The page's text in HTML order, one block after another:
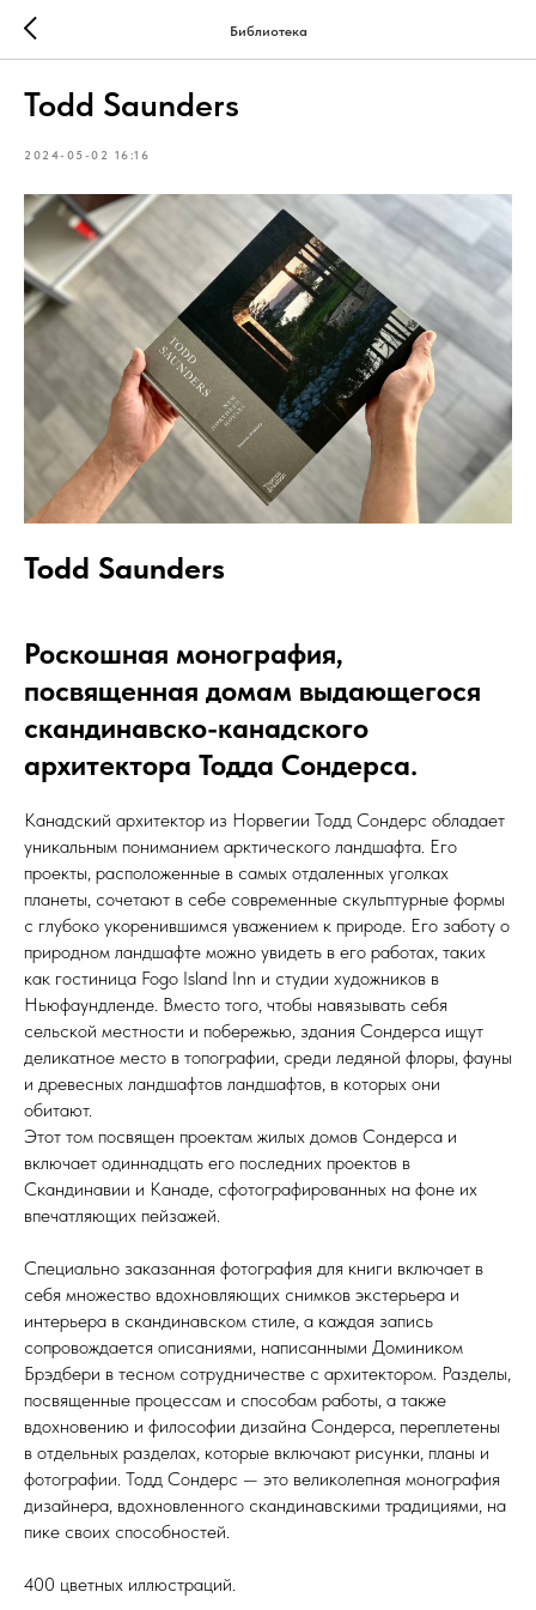
Библиотека
Todd Saunders
2024-05-02 16:16
Todd Saunders
Роскошная монография,
посвященная домам выдающегося
скандинавско-канадского
архитектора Тодда Сондерса.
Канадский архитектор из Норвегии Тодд Сондерс обладает
уникальным пониманием арктического ландшафта. Его
проекты, расположенные в самых отдаленных уголках
планеты, сочетают в себе современные скульптурные формы
с глубоко укоренившимся уважением к природе. Его заботу о
природном ландшафте можно увидеть в его работах, таких
как гостиница Fogo Island Inn и студии художников в
Ньюфаундленде. Вместо того, чтобы навязывать себя
сельской местности и побережью, здания Сондерса ищут
деликатное место в топографии, среди ледяной флоры, фауны
и древесных ландшафтов ландшафтов, в которых они
обитают.
Этот том посвящен проектам жилых домов Сондерса и
включает одиннадцать его последних проектов в
Скандинавии и Канаде, сфотографированных на фоне их
впечатляющих пейзажей.
Специально заказанная фотография для книги включает в
себя множество вдохновляющих снимков экстерьера и
интерьера в скандинавском стиле, а каждая запись
сопровождается описаниями, написанными Домиником
Брэдбери в тесном сотрудничестве с архитектором. Разделы,
посвященные процессам и способам работы, а также
вдохновению и философии дизайна Сондерса, переплетены
в отдельных разделах, которые включают рисунки, планы и
фотографии. Тодд Сондерс — это великолепная монография
дизайнера, вдохновленного скандинавскими традициями, на
пике своих способностей.
400 цветных иллюстраций.